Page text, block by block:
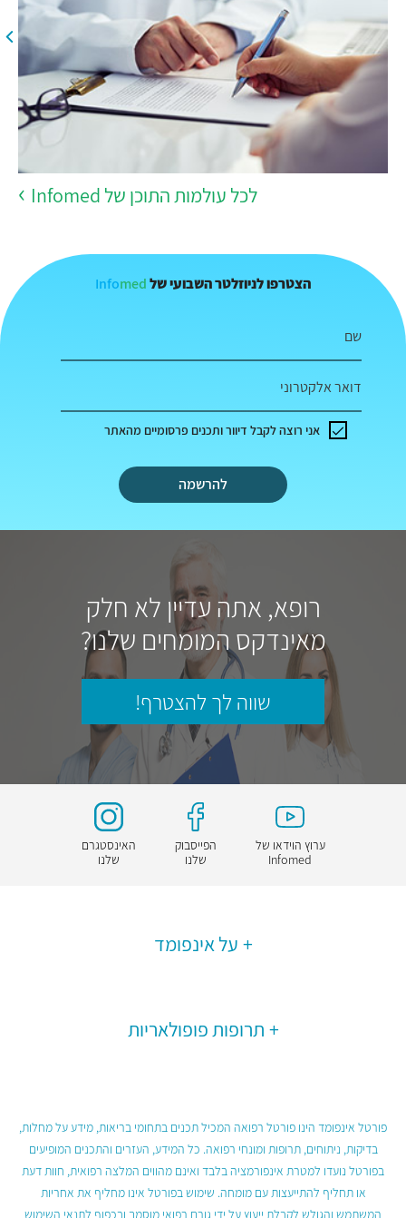
לכל עולמות התוכן של Infomed
הצטרפו לניוזלטר השבועי של Infomed
שם
דואר אלקטרוני
להרשמה
אני רוצה לקבל דיוור ותכנים פרסומיים מהאתר
רופא, אתה עדיין לא חלק
מאינדקס המומחים שלנו?
שווה לך להצטרף!
ערוץ הוידאו של
Infomed
הפייסבוק
שלנו
האינסטגרם
שלנו
על אינפומד
תרופות פופולאריות
פורטל אינפומד הינו פורטל רפואה המכיל תכנים בתחומי בריאות, מידע על מחלות,
בדיקות, ניתוחים, תרופות ומונחי רפואה. כל המידע, העזרים והתכנים המופיעים
בפורטל נועדו למטרת אינפורמציה בלבד ואינם מהווים המלצה רפואית, חוות דעת
או תחליף להתייעצות עם מומחה. שימוש בפורטל אינו מחליף את אחריות
המשתמש והגולש לקבלת ייעוץ על ידי גורם רפואי מוסמך ובכפוף לתנאי השימוש